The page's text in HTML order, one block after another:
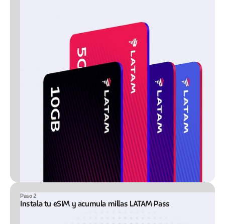
Paso 2
Instala tu eSIM y acumula millas LATAM Pass